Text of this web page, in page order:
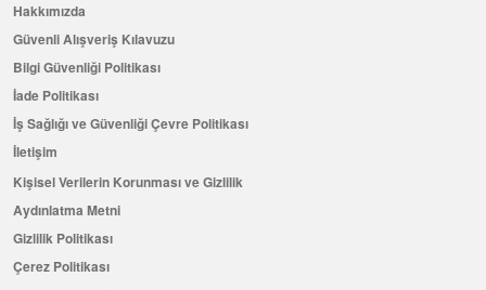
Hakkımızda
Güvenli Alışveriş Kılavuzu
Bilgi Güvenliği Politikası
İade Politikası
İş Sağlığı ve Güvenliği Çevre Politikası
İletişim
Kişisel Verilerin Korunması ve Gizlilik
Aydınlatma Metni
Gizlilik Politikası
Çerez Politikası